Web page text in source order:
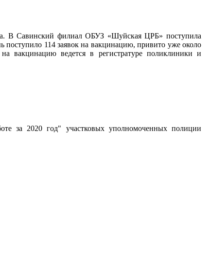
В Савинский филиал ОБУЗ «Шуйская ЦРБ» поступила
114 заявок на вакцинацию, привито уже около
вакцинацию ведется в регистратуре поликлиники и
за 2020 год" участковых уполномоченных полиции